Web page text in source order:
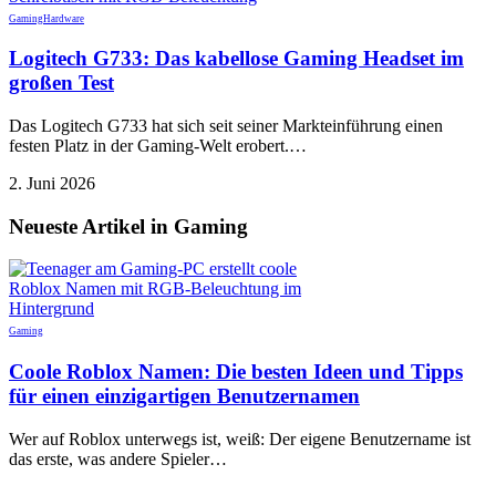
GamingHardware
Logitech G733: Das kabellose Gaming Headset im
großen Test
Das Logitech G733 hat sich seit seiner Markteinführung einen
festen Platz in der Gaming-Welt erobert.…
2. Juni 2026
Neueste Artikel in Gaming
Gaming
Coole Roblox Namen: Die besten Ideen und Tipps
für einen einzigartigen Benutzernamen
Wer auf Roblox unterwegs ist, weiß: Der eigene Benutzername ist
das erste, was andere Spieler…